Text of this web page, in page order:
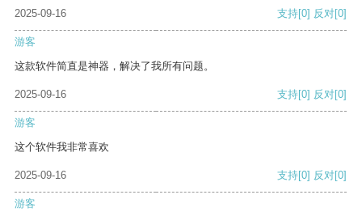
2025-09-16
支持[0] 反对[0]
游客
这款软件简直是神器，解决了我所有问题。
2025-09-16 支持[0] 反对[0]
游客
这个软件我非常喜欢
2025-09-16 支持[0] 反对[0]
游客